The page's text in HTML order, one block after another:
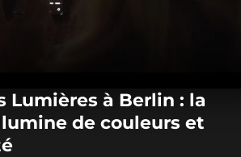
Lumières à Berlin : la
de couleurs et